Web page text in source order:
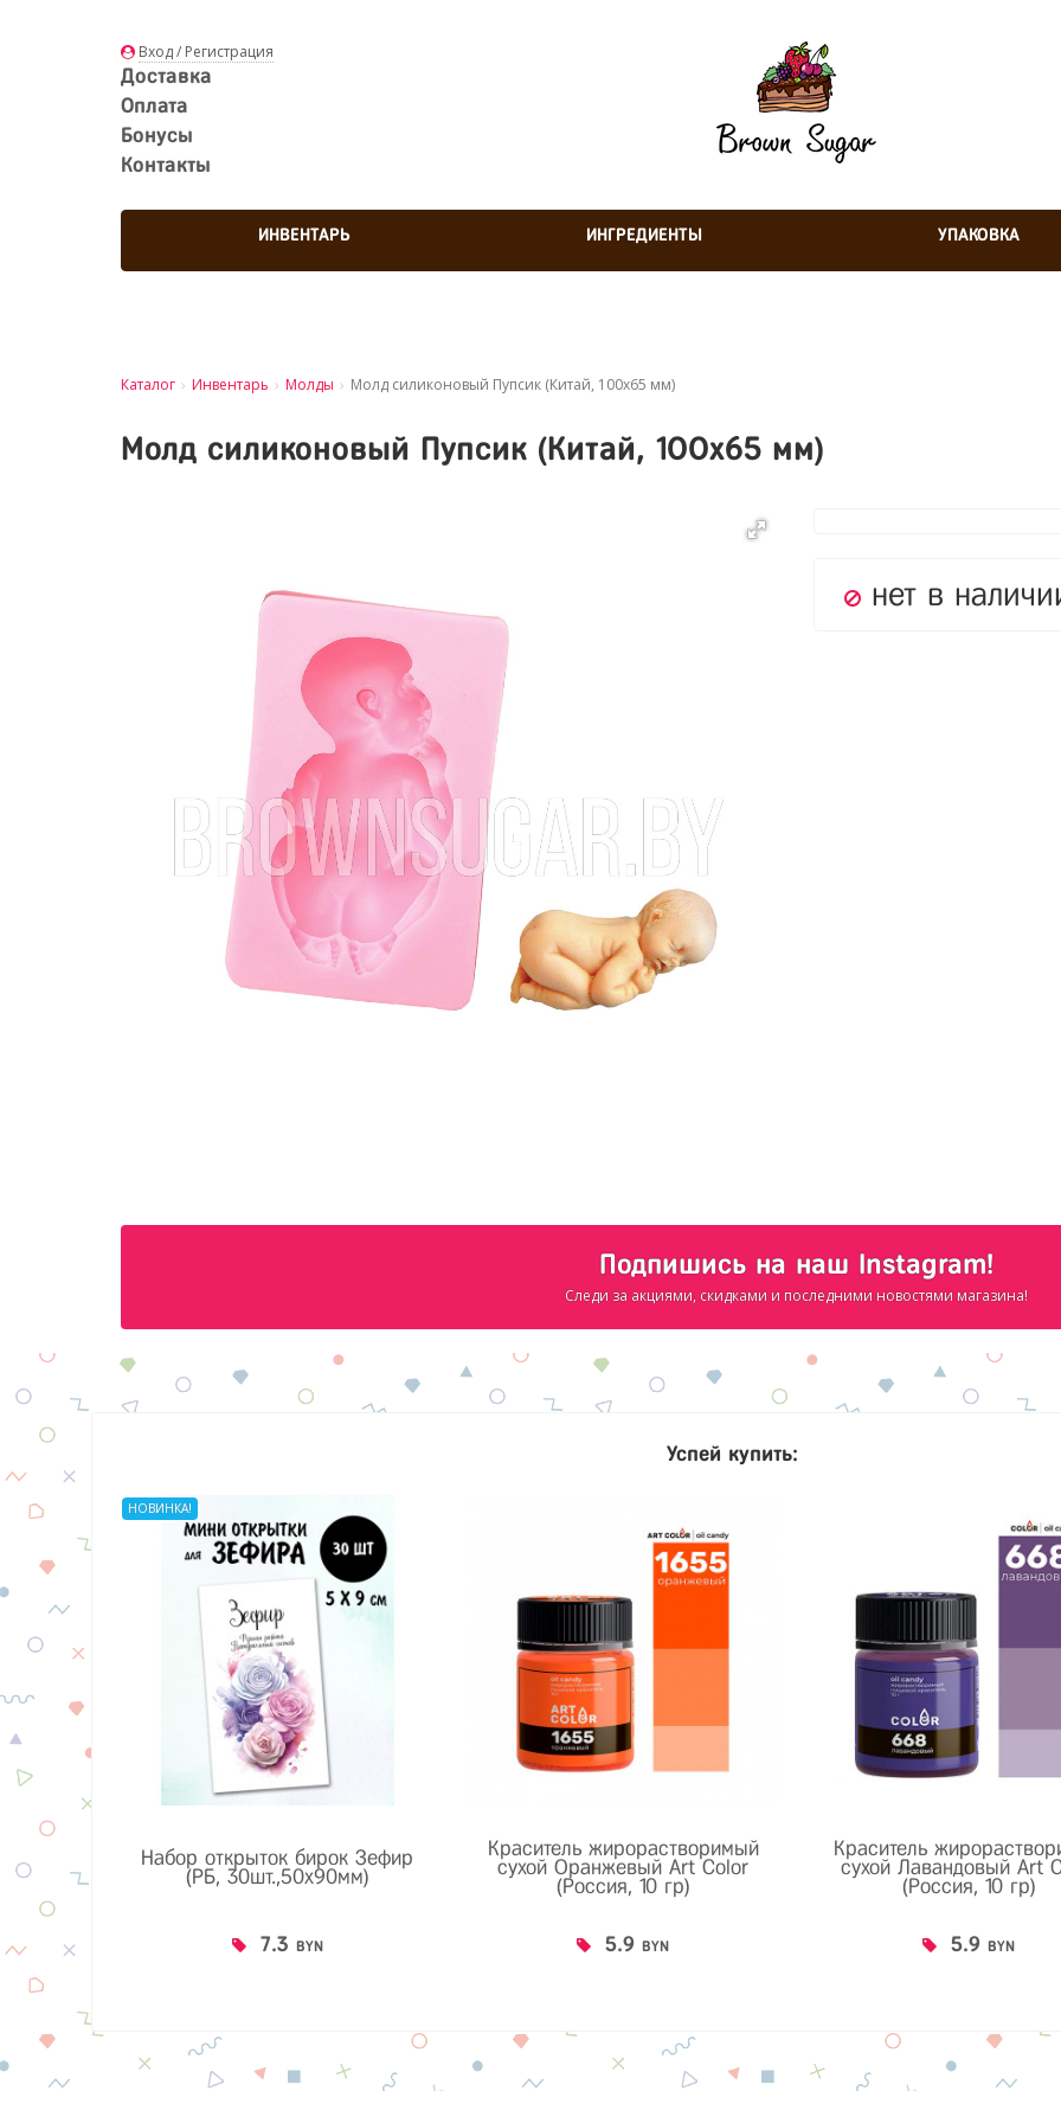
Вход / Регистрация
Доставка
Оплата
Бонусы
Контакты
ИНВЕНТАРЬ ИНГРЕДИЕНТЫ УПАКОВКА
Каталог Инвентарь Молды Молд силиконовый Пупсик (Китай, 100х65 мм)
Молд силиконовый Пупсик (Китай, 100х65 мм)
нет в
Подпишись на наш Instagram!
Следи за акциями, скидками и последними новостями магазина!
Успей купить:
НОВИНКА!
Набор открыток бирок Зефир
(РБ, 30шт.,50х90мм)
7.3 BYN
Краситель жирорастворимый
сухой Оранжевый Art Color
(Россия, 10 гр)
5.9 BYN
Краситель
сухой Лавандовый Art
(Россия, 10 гр)
5.9 BYN